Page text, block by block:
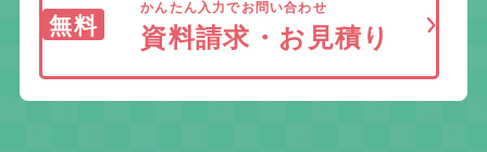
無料
かんたん入力でお問い合わせ
資料請求・お見積り